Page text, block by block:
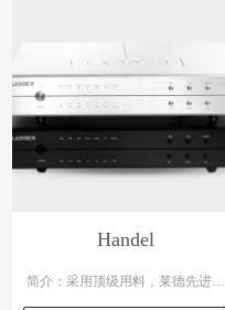
Handel
简介：采用顶级用料，莱德先进技